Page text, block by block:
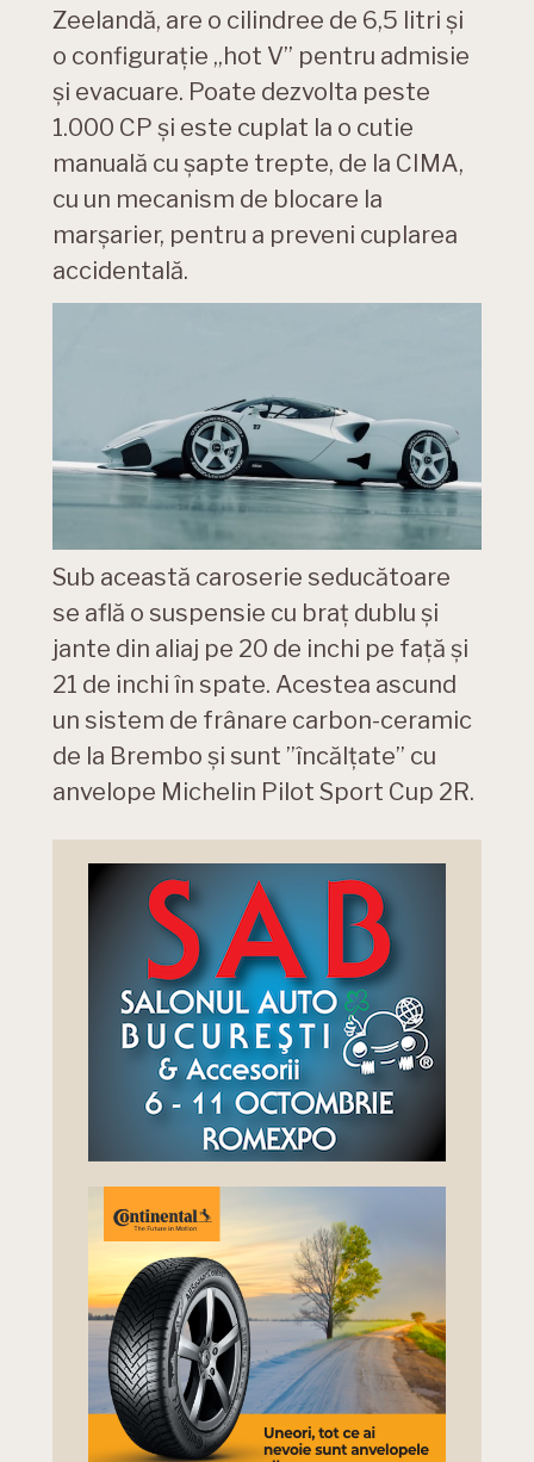
Zeelandă, are o cilindree de 6,5 litri și
o configurație „hot V” pentru admisie
și evacuare. Poate dezvolta peste
1.000 CP și este cuplat la o cutie
manuală cu șapte trepte, de la CIMA,
cu un mecanism de blocare la
marșarier, pentru a preveni cuplarea
accidentală.
Sub această caroserie seducătoare
se află o suspensie cu braț dublu și
jante din aliaj pe 20 de inchi pe față și
21 de inchi în spate. Acestea ascund
un sistem de frânare carbon-ceramic
de la Brembo și sunt ”încălțate” cu
anvelope Michelin Pilot Sport Cup 2R.